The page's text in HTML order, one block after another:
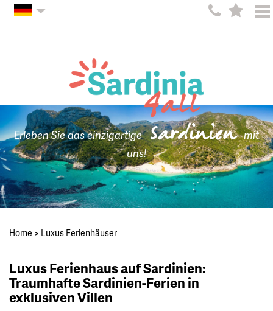
Erleben Sie das einzigartige Sardinien mit
uns!
Home > Luxus Ferienhäuser
Luxus Ferienhaus auf Sardinien:
Traumhafte Sardinien-Ferien in
exklusiven Villen